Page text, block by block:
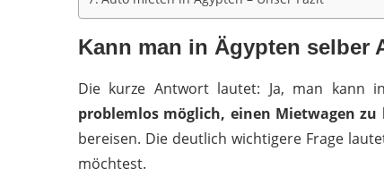
Kann man in Ägypten selber
Die kurze Antwort lautet: Ja, man kann
problemlos möglich, einen Mietwagen zu
bereisen. Die deutlich wichtigere Frage
möchtest.